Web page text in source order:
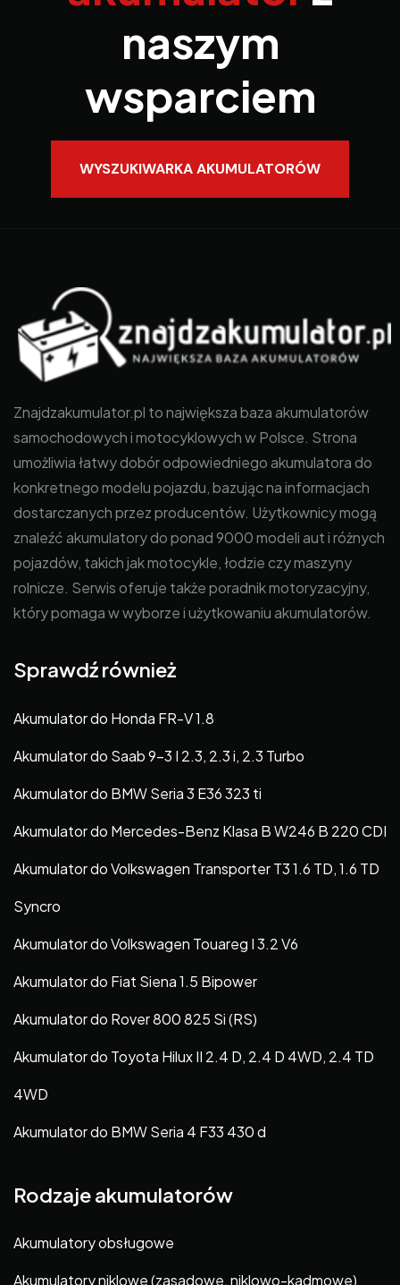
naszym
wsparciem
WYSZUKIWARKA AKUMULATORÓW
Znajdzakumulator.pl to największa baza akumulatorów
samochodowych i motocyklowych w Polsce. Strona
umożliwia łatwy dobór odpowiedniego akumulatora do
konkretnego modelu pojazdu, bazując na informacjach
dostarczanych przez producentów. Użytkownicy mogą
znaleźć akumulatory do ponad 9000 modeli aut i różnych
pojazdów, takich jak motocykle, łodzie czy maszyny
rolnicze. Serwis oferuje także poradnik motoryzacyjny,
który pomaga w wyborze i użytkowaniu akumulatorów.
Sprawdź również
Akumulator do Honda FR-V 1.8
Akumulator do Saab 9-3 I 2.3, 2.3 i, 2.3 Turbo
Akumulator do BMW Seria 3 E36 323 ti
Akumulator do Mercedes-Benz Klasa B W246 B 220 CDI
Akumulator do Volkswagen Transporter T3 1.6 TD, 1.6 TD
Syncro
Akumulator do Volkswagen Touareg I 3.2 V6
Akumulator do Fiat Siena 1.5 Bipower
Akumulator do Rover 800 825 Si (RS)
Akumulator do Toyota Hilux II 2.4 D, 2.4 D 4WD, 2.4 TD
4WD
Akumulator do BMW Seria 4 F33 430 d
Rodzaje akumulatorów
Akumulatory obsługowe
Akumulatory niklowe (zasadowe, niklowo-kadmowe)